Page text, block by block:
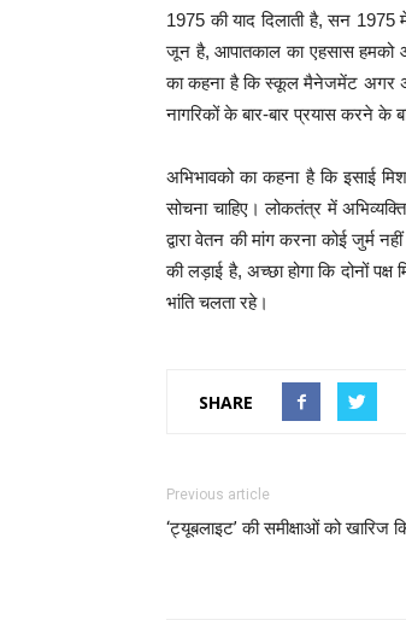
1975 की याद दिलाती है, सन 1975
जून है, आपातकाल का एहसास हमको
का कहना है कि स्कूल मैनेजमेंट अगर
नागरिकों के बार-बार प्रयास करने के
अभिभावको का कहना है कि इसाई
सोचना चाहिए। लोकतंत्र में
द्वारा वेतन की मांग करना कोई जुर्म
की लड़ाई है, अच्छा होगा कि दोनों
भांति चलता रहे।
SHARE
Previous article
‘ट्यूबलाइट’ की समीक्षाओं को खारिज